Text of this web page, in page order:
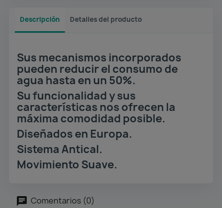
Descripción Detalles del producto
Sus mecanismos incorporados
pueden reducir el consumo de
agua hasta en un 50%.
Su funcionalidad y sus
características nos ofrecen la
máxima comodidad posible.
Diseñados en Europa.
Sistema Antical.
Movimiento Suave.
Comentarios (0)